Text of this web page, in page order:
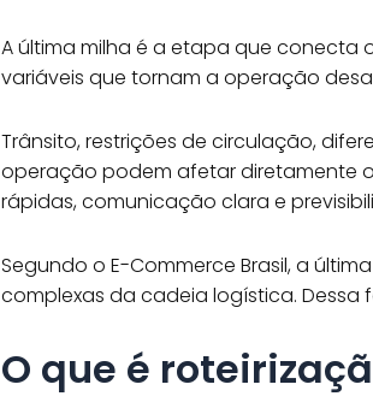
A última milha é a etapa que conecta
variáveis que tornam a operação
Trânsito, restrições de circulação,
operação podem afetar diretamente
rápidas, comunicação clara e
Segundo o E-Commerce Brasil, a
complexas da cadeia logística.
O que é